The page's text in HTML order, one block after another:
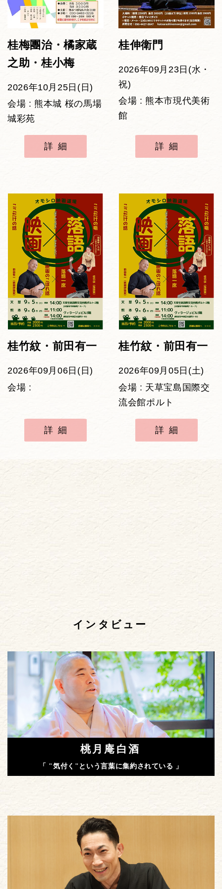
桂梅團治・橘家蔵
之助・桂小梅
2026年10月25日(日)
会場 : 熊本城 桜の馬場
城彩苑
詳細
桂伸衛門
2026年09月23日(水・
祝)
会場 : 熊本市現代美術
館
詳細
桂竹紋・前田有一
2026年09月06日(日)
会場 :
詳細
桂竹紋・前田有一
2026年09月05日(土)
会場 : 天草宝島国際交
流会館ポルト
詳細
インタビュー
桃月庵白酒
「 "気付く"という言葉に集約されている 」